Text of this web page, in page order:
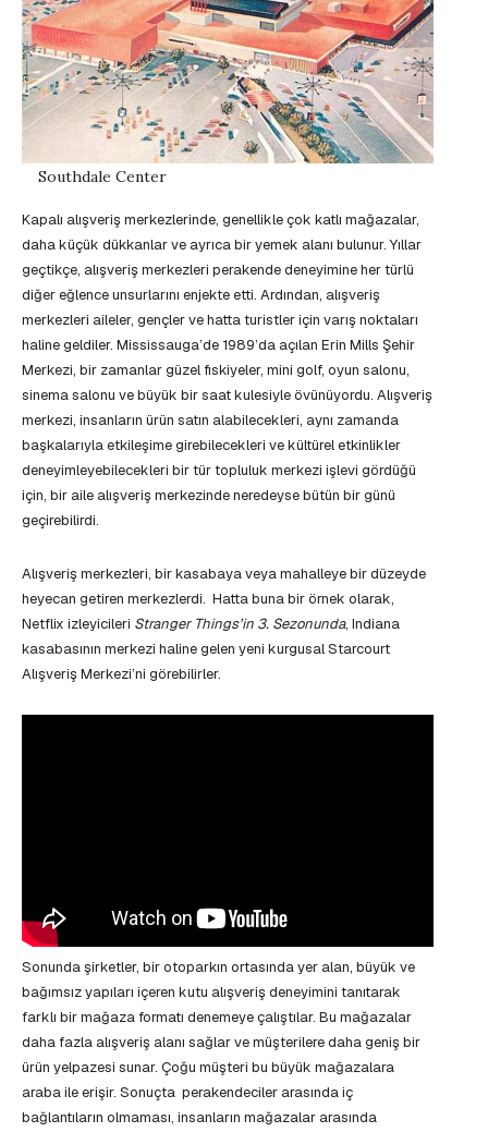
Southdale Center
Kapalı alışveriş merkezlerinde, genellikle çok katlı mağazalar,
daha küçük dükkanlar ve ayrıca bir yemek alanı bulunur. Yıllar
geçtikçe, alışveriş merkezleri perakende deneyimine her türlü
diğer eğlence unsurlarını enjekte etti. Ardından, alışveriş
merkezleri aileler, gençler ve hatta turistler için varış noktaları
haline geldiler. Mississauga’de 1989’da açılan Erin Mills Şehir
Merkezi, bir zamanlar güzel fıskiyeler, mini golf, oyun salonu,
sinema salonu ve büyük bir saat kulesiyle övünüyordu. Alışveriş
merkezi, insanların ürün satın alabilecekleri, aynı zamanda
başkalarıyla etkileşime girebilecekleri ve kültürel etkinlikler
deneyimleyebilecekleri bir tür topluluk merkezi işlevi gördüğü
için, bir aile alışveriş merkezinde neredeyse bütün bir günü
geçirebilirdi.
Alışveriş merkezleri, bir kasabaya veya mahalleye bir düzeyde
heyecan getiren merkezlerdi. Hatta buna bir örnek olarak,
Netflix izleyicileri Stranger Things’in 3. Sezonunda, Indiana
kasabasının merkezi haline gelen yeni kurgusal Starcourt
Alışveriş Merkezi’ni görebilirler.
Sonunda şirketler, bir otoparkın ortasında yer alan, büyük ve
bağımsız yapıları içeren kutu alışveriş deneyimini tanıtarak
farklı bir mağaza formatı denemeye çalıştılar. Bu mağazalar
daha fazla alışveriş alanı sağlar ve müşterilere daha geniş bir
ürün yelpazesi sunar. Çoğu müşteri bu büyük mağazalara
araba ile erişir. Sonuçta perakendeciler arasında iç
bağlantıların olmaması, insanların mağazalar arasında